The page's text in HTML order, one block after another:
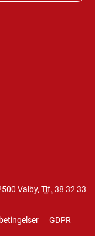
Valby, Tlf. 38 32 33
GDPR